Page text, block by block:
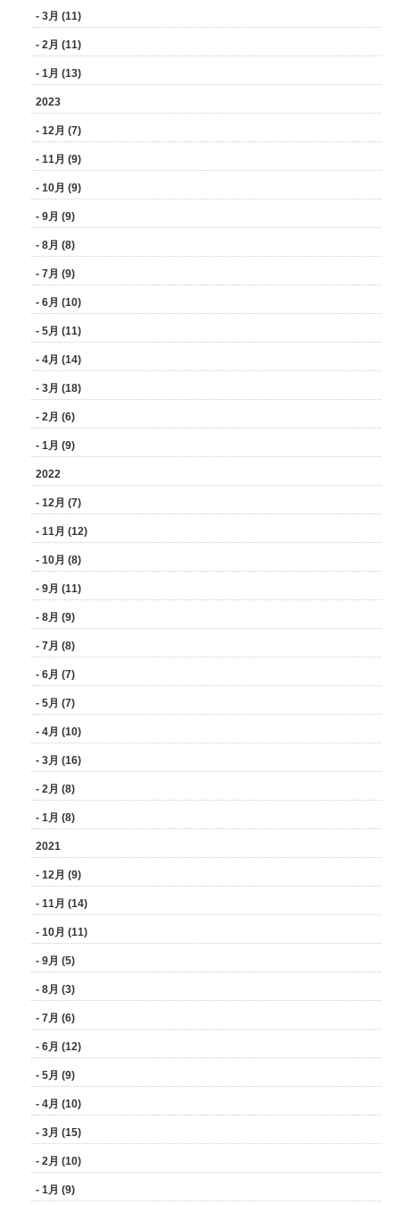
- 3月 (11)
- 2月 (11)
- 1月 (13)
2023
- 12月 (7)
- 11月 (9)
- 10月 (9)
- 9月 (9)
- 8月 (8)
- 7月 (9)
- 6月 (10)
- 5月 (11)
- 4月 (14)
- 3月 (18)
- 2月 (6)
- 1月 (9)
2022
- 12月 (7)
- 11月 (12)
- 10月 (8)
- 9月 (11)
- 8月 (9)
- 7月 (8)
- 6月 (7)
- 5月 (7)
- 4月 (10)
- 3月 (16)
- 2月 (8)
- 1月 (8)
2021
- 12月 (9)
- 11月 (14)
- 10月 (11)
- 9月 (5)
- 8月 (3)
- 7月 (6)
- 6月 (12)
- 5月 (9)
- 4月 (10)
- 3月 (15)
- 2月 (10)
- 1月 (9)